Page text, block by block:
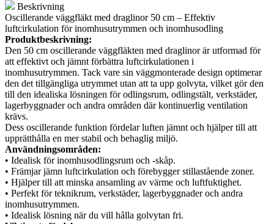
Ø50
mängd
Beskrivning
Oscillerande väggfläkt med draglinor 50 cm – Effektiv
luftcirkulation för inomhusutrymmen och inomhusodling
Produktbeskrivning:
Den 50 cm oscillerande väggfläkten med draglinor är utformad för
att effektivt och jämnt förbättra luftcirkulationen i
inomhusutrymmen. Tack vare sin väggmonterade design optimerar
den det tillgängliga utrymmet utan att ta upp golvyta, vilket gör den
till den idealiska lösningen för odlingsrum, odlingstält, verkstäder,
lagerbyggnader och andra områden där kontinuerlig ventilation
krävs.
Dess oscillerande funktion fördelar luften jämnt och hjälper till att
upprätthålla en mer stabil och behaglig miljö.
Användningsområden:
• Idealisk för inomhusodlingsrum och -skåp.
• Främjar jämn luftcirkulation och förebygger stillastående zoner.
• Hjälper till att minska ansamling av värme och luftfuktighet.
• Perfekt för teknikrum, verkstäder, lagerbyggnader och andra
inomhusutrymmen.
• Idealisk lösning när du vill hålla golvytan fri.